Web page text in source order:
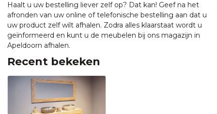
Haalt u uw bestelling liever zelf op? Dat kan! Geef na het
afronden van uw online of telefonische bestelling aan dat u
uw product zelf wilt afhalen. Zodra alles klaarstaat wordt u
geïnformeerd en kunt u de meubelen bij ons magazijn in
Apeldoorn afhalen.
Recent bekeken